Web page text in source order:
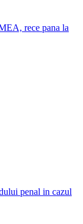
rece pana la
penal in cazul